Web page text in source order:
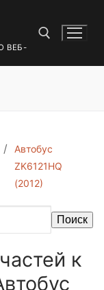
ВЕБ-
Автобус
ZK6121HQ
(2012)
Поиск
к